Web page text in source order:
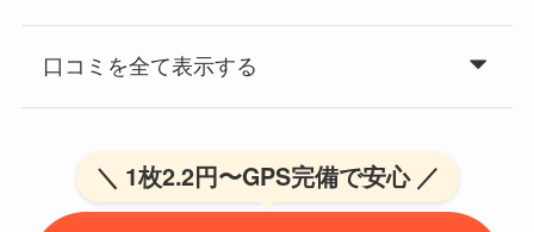
口コミを全て表示する
＼ 1枚2.2円〜GPS完備で安心 ／